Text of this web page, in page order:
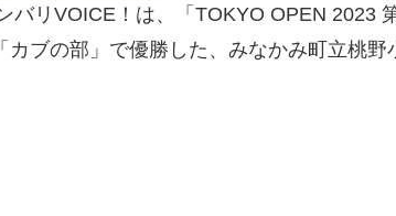
バリVOICE！は、「TOKYO OPEN 2023
カブの部」で優勝した、みなかみ町立桃